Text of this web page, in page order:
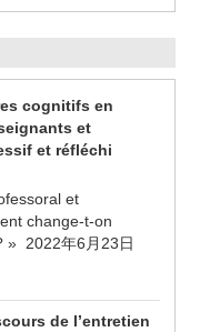
cognitifs en
et
et réfléchi
et
change-t-on
» 2022年6月23日
de l’entretien